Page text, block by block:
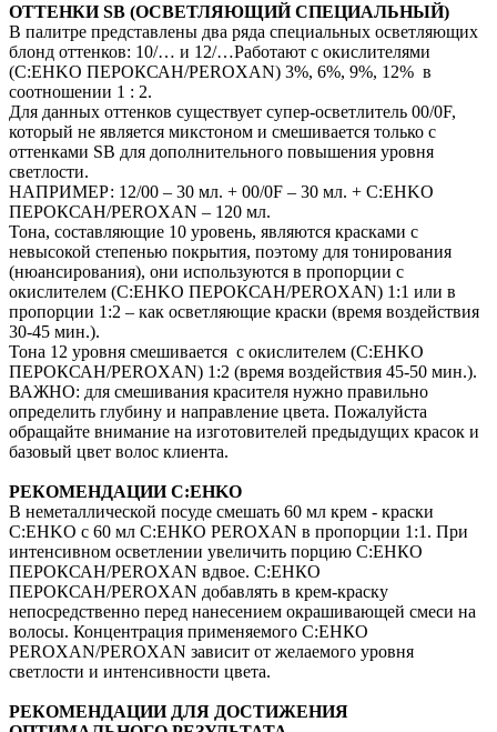
ОТТЕНКИ SB (ОСВЕТЛЯЮЩИЙ СПЕЦИАЛЬНЫЙ)
В палитре представлены два ряда специальных осветляющих
блонд оттенков: 10/… и 12/…Работают с окислителями
(C:EHKO ПЕРОКСАН/PEROXAN) 3%, 6%, 9%, 12% в
соотношении 1 : 2.
Для данных оттенков существует супер-осветлитель 00/0F,
который не является микстоном и смешивается только с
оттенками SB для дополнительного повышения уровня
светлости.
НАПРИМЕР: 12/00 – 30 мл. + 00/0F – 30 мл. + C:EHKO
ПЕРОКСАН/PEROXAN – 120 мл.
Тона, составляющие 10 уровень, являются красками с
невысокой степенью покрытия, поэтому для тонирования
(нюансирования), они используются в пропорции с
окислителем (C:EHKO ПЕРОКСАН/PEROXAN) 1:1 или в
пропорции 1:2 – как осветляющие краски (время воздействия
30-45 мин.).
Тона 12 уровня смешивается с окислителем (C:EHKO
ПЕРОКСАН/PEROXAN) 1:2 (время воздействия 45-50 мин.).
ВАЖНО: для смешивания красителя нужно правильно
определить глубину и направление цвета. Пожалуйста
обращайте внимание на изготовителей предыдущих красок и
базовый цвет волос клиента.
РЕКОМЕНДАЦИИ C:EHKO
В неметаллической посуде смешать 60 мл крем - краски
C:EHKO с 60 мл С:ЕНКО PEROXAN в пропорции 1:1. При
интенсивном осветлении увеличить порцию С:ЕНКО
ПЕРОКСАН/PEROXAN вдвое. С:ЕНКО
ПЕРОКСАН/PEROXAN добавлять в крем-краску
непосредственно перед нанесением окрашивающей смеси на
волосы. Концентрация применяемого С:ЕНКО
PEROXAN/PEROXAN зависит от желаемого уровня
светлости и интенсивности цвета.
РЕКОМЕНДАЦИИ ДЛЯ ДОСТИЖЕНИЯ